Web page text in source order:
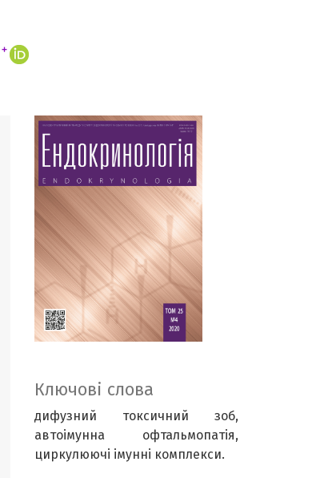
+
Ключові слова
дифузний токсичний зоб,
автоімунна офтальмопатія,
циркулюючі імунні комплекси.